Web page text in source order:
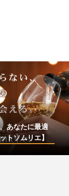
あなたに最適
トソムリエ】